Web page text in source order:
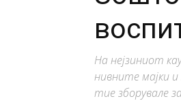
На нејзиниот
нивните мајки
тие зборувале